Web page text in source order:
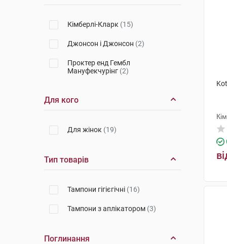
Кімберлі-Кларк (15)
Джонсон і Джонсон (2)
Проктер енд Гембл
Мануфекчурінг (2)
Для кого
Для жінок (19)
Тип товарів
Тампони гігієгічні (16)
Тампони з аплікатором (3)
Поглинання